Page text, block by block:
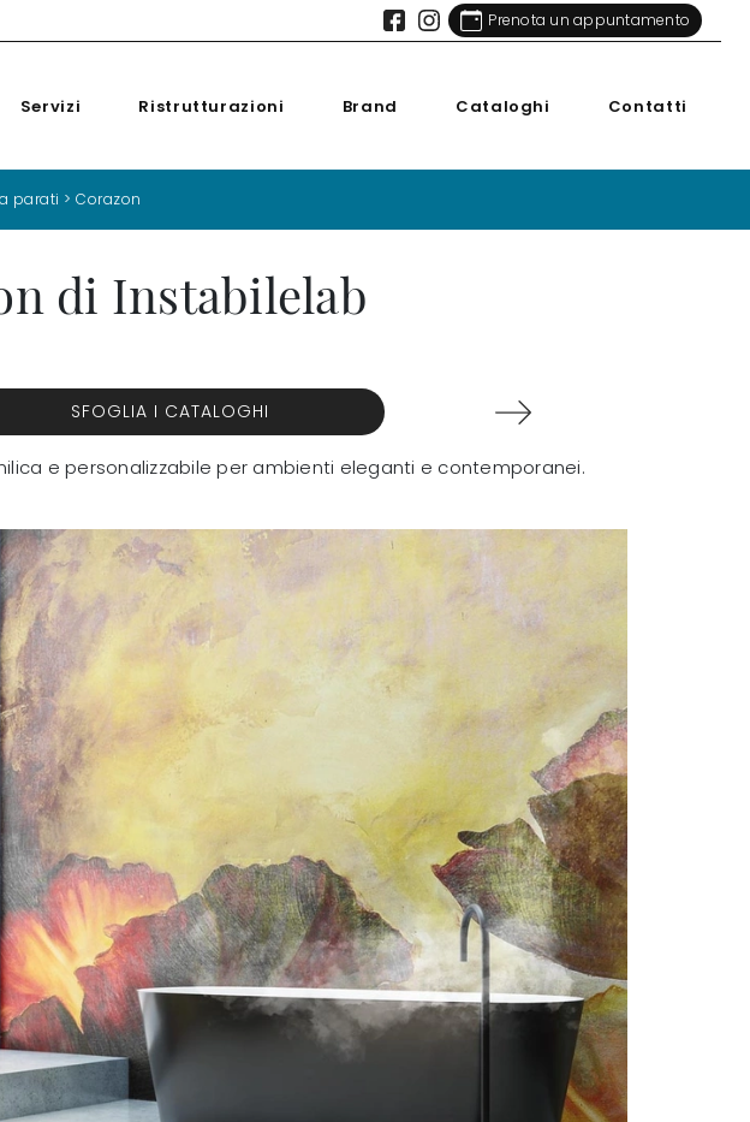
Prenota un appuntamento
Servizi Ristrutturazioni Brand Cataloghi Contatti
parati >Corazon
di Instabilelab
SFOGLIA I CATALOGHI
e personalizzabile per ambienti eleganti e contemporanei.